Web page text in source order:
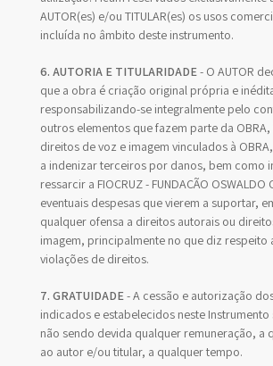
AUTOR(es) e/ou TITULAR(es) os usos
incluída no âmbito deste instrumento.
6. AUTORIA E TITULARIDADE- O AUTOR
que a obra é criação original própria e
responsabilizando-se integralmente pelo
outros elementos que fazem parte da
direitos de voz e imagem vinculados à
a indenizar terceiros por danos, bem como
ressarcir a FIOCRUZ - FUNDAÇÃO OSWALDO
eventuais despesas que vierem a suportar,
qualquer ofensa a direitos autorais ou
imagem, principalmente no que diz respeito
violações de direitos.
7. GRATUIDADE- A cessão e autorização
indicados e estabelecidos neste Instrumento
não sendo devida qualquer remuneração, a
ao autor e/ou titular, a qualquer tempo.